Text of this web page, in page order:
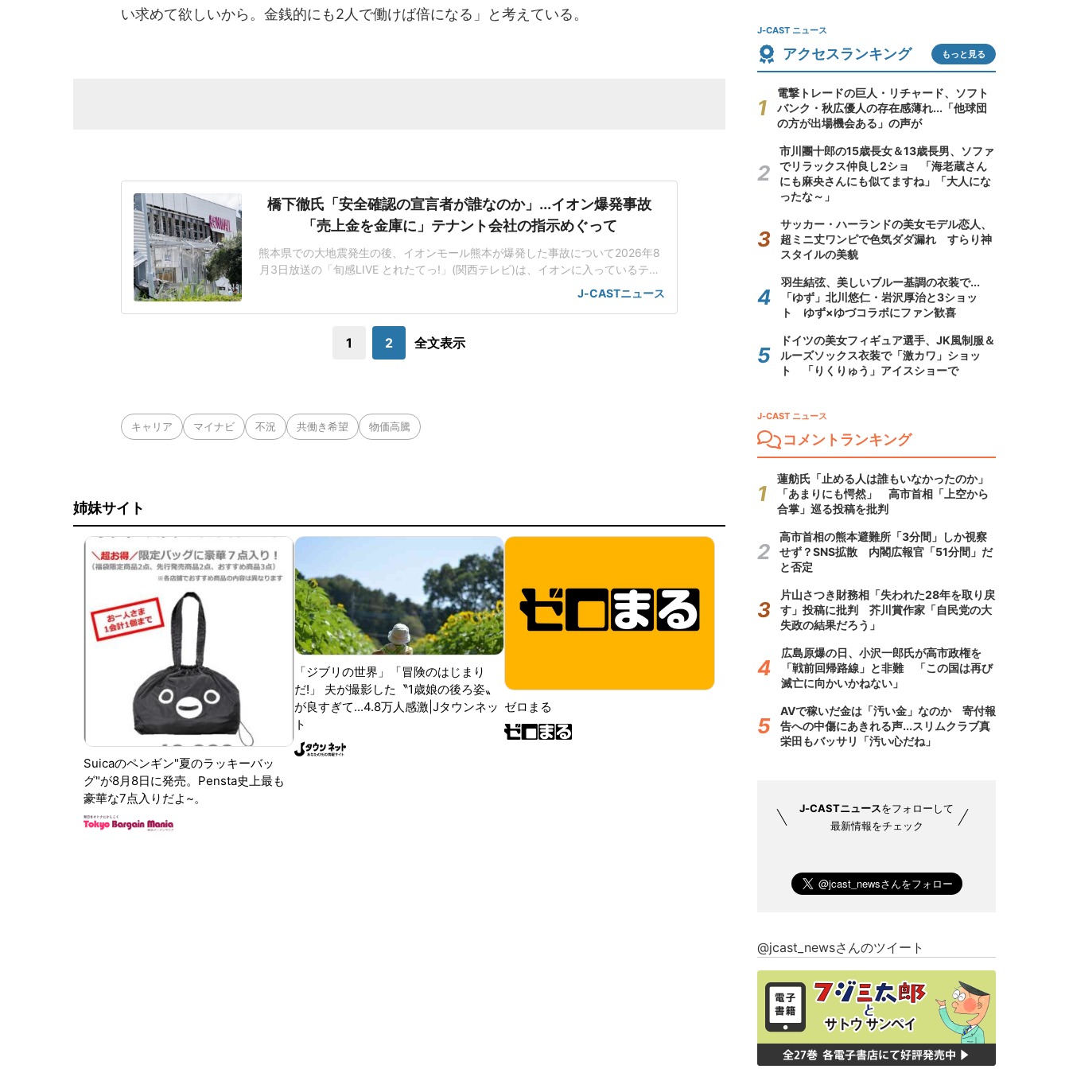
い求めて欲しいから。金銭的にも2人で働けば倍になる」と考えている。
橋下徹氏「安全確認の宣言者が誰なのか」...イオン爆発事故
「売上金を金庫に」テナント会社の指示めぐって
熊本県での大地震発生の後、イオンモール熊本が爆発した事故について2026年8
月3日放送の「旬感LIVE とれたてっ!」(関西テレビ)は、イオンに入っているテナ
ント会社の幹部が避難した従業員2人に売上金を金庫に入れるように指示したこと
で爆発事故の犠牲になったことを取り上げた。店内に戻った5分後に爆破が起きた
の後に一度外に避
J-CASTニュース
1 2 全文表示
キャリア マイナビ 不況 共働き希望 物価高騰
姉妹サイト
Suicaのペンギン"夏のラッキーバッ
グ"が8月8日に発売。Pensta史上最も
豪華な7点入りだよ~。
「ジブリの世界」「冒険のはじまり
だ!」 夫が撮影した〝1歳娘の後ろ姿〟
が良すぎて...4.8万人感激|Jタウンネッ
ト
ゼロまる
J-CAST ニュース
アクセスランキング もっと見る
電撃トレードの巨人・リチャード、ソフト
バンク・秋広優人の存在感薄れ...「他球団
の方が出場機会ある」の声が
市川團十郎の15歳長女＆13歳長男、ソファ
でリラックス仲良し2ショ 「海老蔵さん
にも麻央さんにも似てますね」「大人にな
ったな～」
サッカー・ハーランドの美女モデル恋人、
超ミニ丈ワンピで色気ダダ漏れ すらり神
スタイルの美貌
羽生結弦、美しいブルー基調の衣装で...
「ゆず」北川悠仁・岩沢厚治と3ショッ
ト ゆず×ゆづコラボにファン歓喜
ドイツの美女フィギュア選手、JK風制服＆
ルーズソックス衣装で「激カワ」ショッ
ト 「りくりゅう」アイスショーで
J-CAST ニュース
コメントランキング
蓮舫氏「止める人は誰もいなかったのか」
「あまりにも愕然」 高市首相「上空から
合掌」巡る投稿を批判
高市首相の熊本避難所「3分間」しか視察
せず？SNS拡散 内閣広報官「51分間」だ
と否定
片山さつき財務相「失われた28年を取り戻
す」投稿に批判 芥川賞作家「自民党の大
失政の結果だろう」
広島原爆の日、小沢一郎氏が高市政権を
「戦前回帰路線」と非難 「この国は再び
滅亡に向かいかねない」
AVで稼いだ金は「汚い金」なのか 寄付報
告への中傷にあきれる声...スリムクラブ真
栄田もバッサリ「汚い心だね」
J-CASTニュースをフォローして
最新情報をチェック
@jcast_newsさんのツイート